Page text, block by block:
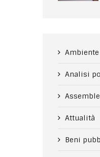
Ambiente
Analisi
Attualità
Beni